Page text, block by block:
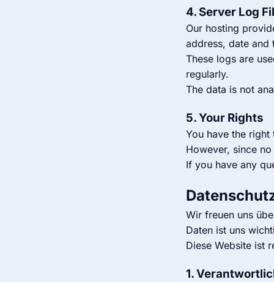
4. Server Log
Our hosting
address, date
These logs are
regularly.
The data is not
5. Your Rights
You have the
However, since
If you have any
Wir freuen uns
Daten ist uns
Diese Website ist
1.